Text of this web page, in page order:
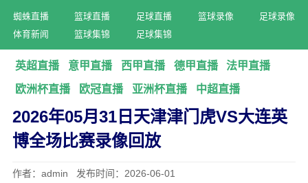
蜘蛛直播 篮球直播 足球直播 篮球录像
足球录像
体育新闻
篮球集锦 足球集锦
英超直播 意甲直播 西甲直播 德甲直播
法甲直播
欧洲杯直播
欧冠直播 亚洲杯直播 中超直播
2026年05月31日天津津门虎VS大连英
博全场比赛录像回放
作者：admin 发布时间：2026-06-01